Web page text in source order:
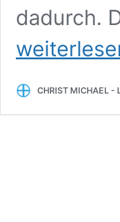
dadurch.
CHRIST MICHAEL